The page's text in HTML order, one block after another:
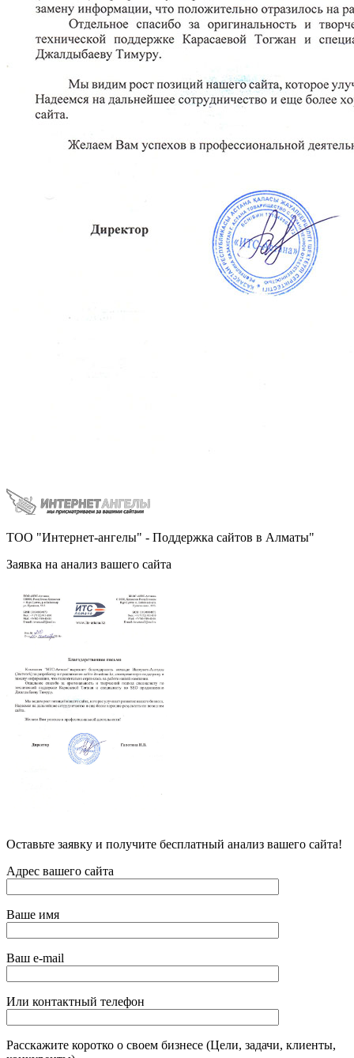
ТОО "Интернет-ангелы" - Поддержка сайтов в Алматы"
Заявка на анализ вашего сайта
Оставьте заявку и получите бесплатный анализ вашего сайта!
Адрес вашего сайта
Ваше имя
Ваш e-mail
Или контактный телефон
Расскажите коротко о своем бизнесе (Цели, задачи, клиенты,